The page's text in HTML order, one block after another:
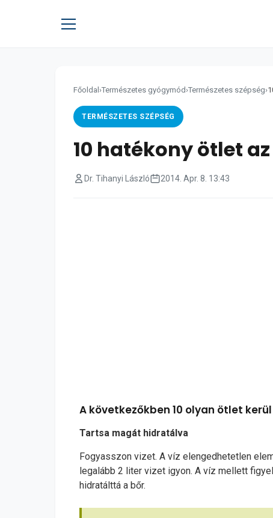
Főoldal ›Természetes gyógymód ›Természetes szépség›
TERMÉSZETES SZÉPSÉG
10 hatékony ötlet
Dr. Tihanyi László 2014. Apr. 8. 13:43
A következőkben 10 olyan ötlet
Tartsa magát hidratálva
Fogyasszon vizet. A víz elengedhetetlen
legalább 2 liter vizet igyon. A víz mellett
hidratálttá a bőr.